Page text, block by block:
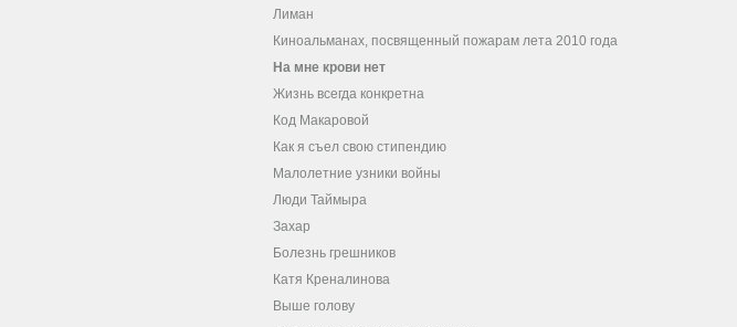
Лиман
Киноальманах, посвященный пожарам лета 2010 года
На мне крови нет
Жизнь всегда конкретна
Код Макаровой
Как я съел свою стипендию
Малолетние узники войны
Люди Таймыра
Захар
Болезнь грешников
Катя Креналинова
Выше голову